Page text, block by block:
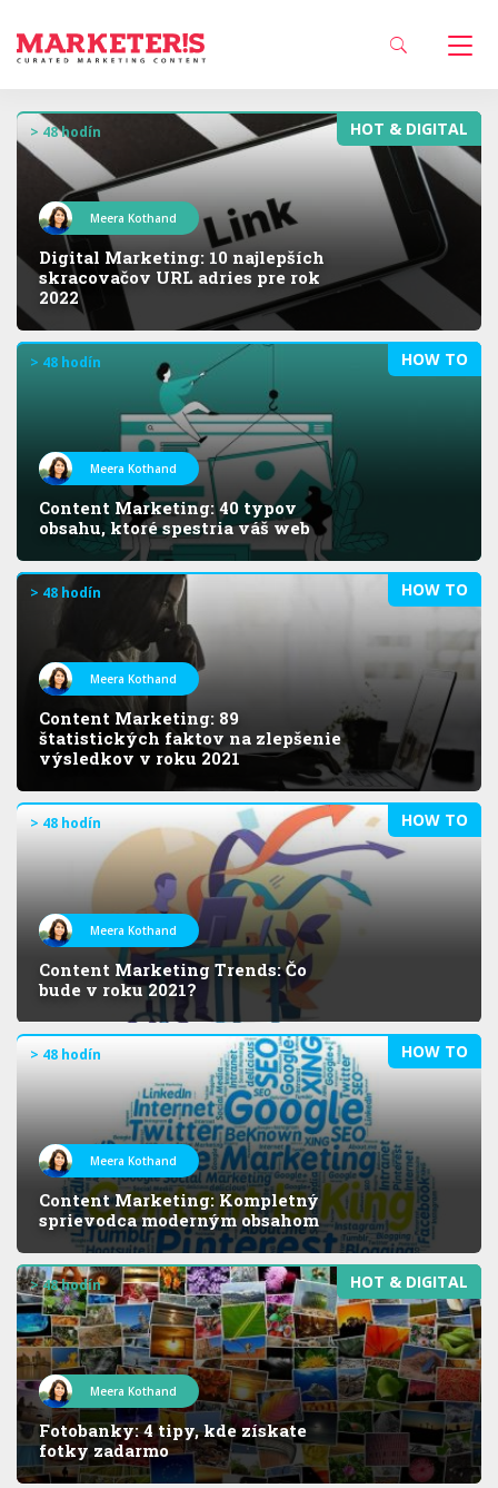
HOT & DIGITAL
> 48 hodín
Meera Kothand
Digital Marketing: 10 najlepších
skracovačov URL adries pre rok
2022
HOW TO
> 48 hodín
Meera Kothand
Content Marketing: 40 typov
obsahu, ktoré spestria váš web
HOW TO
> 48 hodín
Meera Kothand
Content Marketing: 89
štatistických faktov na zlepšenie
výsledkov v roku 2021
HOW TO
> 48 hodín
Meera Kothand
Content Marketing Trends: Čo
bude v roku 2021?
HOW TO
> 48 hodín
Meera Kothand
Content Marketing: Kompletný
sprievodca moderným obsahom
HOT & DIGITAL
> 48 hodín
Meera Kothand
Fotobanky: 4 tipy, kde získate
fotky zadarmo